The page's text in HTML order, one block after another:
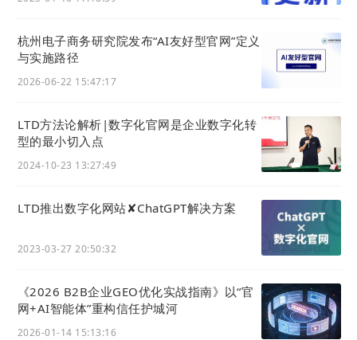
杭州电子商务研究院发布“AI友好型官网”定义
与实施路径
2026-06-22 15:47:17
LTD方法论解析|数字化官网是企业数字化转
型的最小切入点
2024-10-23 13:27:49
LTD推出数字化网站✘ChatGPT解决方案
2023-03-27 20:50:32
《2026 B2B企业GEO优化实战指南》以“官
网+AI智能体”重构信任护城河
2026-01-14 15:13:16